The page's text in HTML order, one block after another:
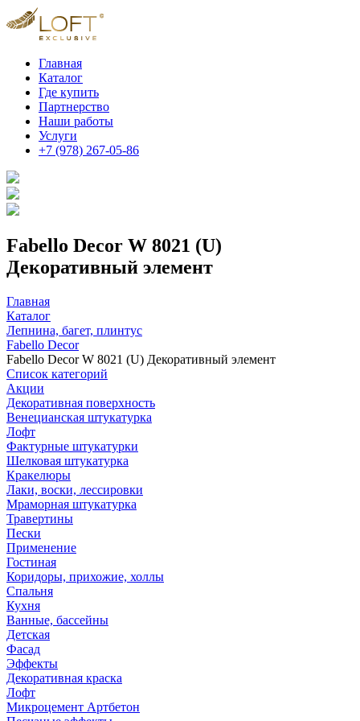
Главная
Каталог
Где купить
Партнерство
Наши работы
Услуги
+7 (978) 267-05-86
Fabello Decor W 8021 (U)
Декоративный элемент
Главная
Каталог
Лепнина, багет, плинтус
Fabello Decor
Fabello Decor W 8021 (U) Декоративный элемент
Список категорий
Акции
Декоративная поверхность
Венецианская штукатурка
Лофт
Фактурные штукатурки
Шелковая штукатурка
Кракелюры
Лаки, воски, лессировки
Мраморная штукатурка
Травертины
Пески
Применение
Гостиная
Коридоры, прихожие, холлы
Спальня
Кухня
Ванные, бассейны
Детская
Фасад
Эффекты
Декоративная краска
Лофт
Микроцемент Артбетон